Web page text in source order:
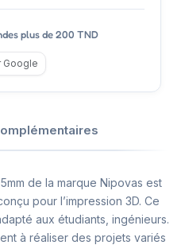
plus de 200 TND
Google
de la marque Nipovas est
pour l’impression 3D. Ce
aux étudiants, ingénieurs.
à réaliser des projets variés